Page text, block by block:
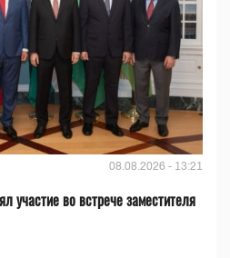
08.08.2026 - 13:21
участие во встрече заместителя